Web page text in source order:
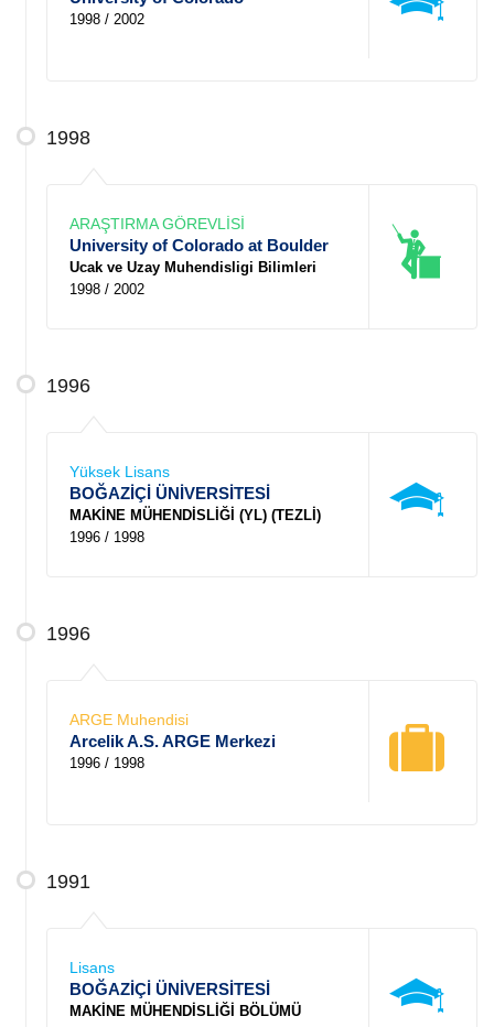
1998 / 2002
1998
ARAŞTIRMA GÖREVLİSİ
University of Colorado at Boulder
Ucak ve Uzay Muhendisligi Bilimleri
1998 / 2002
1996
Yüksek Lisans
BOĞAZİÇİ ÜNİVERSİTESİ
MAKİNE MÜHENDİSLİĞİ (YL) (TEZLİ)
1996 / 1998
1996
ARGE Muhendisi
Arcelik A.S. ARGE Merkezi
1996 / 1998
1991
Lisans
BOĞAZİÇİ ÜNİVERSİTESİ
MAKİNE MÜHENDİSLİĞİ BÖLÜMÜ